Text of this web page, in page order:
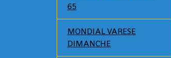
65
MONDIAL VARESE
DIMANCHE